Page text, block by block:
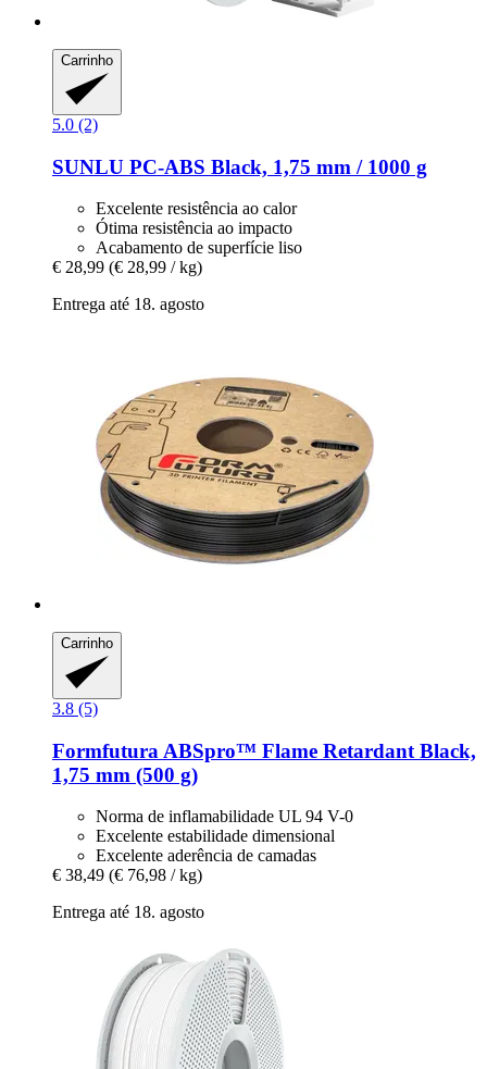
Carrinho
5.0 (2)
SUNLU PC-​ABS Black, 1,75 mm / 1000 g
Excelente resistência ao calor
Ótima resistência ao impacto
Acabamento de superfície liso
€ 28,99 (€ 28,99 / kg)
Entrega até 18. agosto
Carrinho
3.8 (5)
Formfutura ABSpro™ Flame Retardant Black,
1,75 mm (500 g)
Norma de inflamabilidade UL 94 V-0
Excelente estabilidade dimensional
Excelente aderência de camadas
€ 38,49 (€ 76,98 / kg)
Entrega até 18. agosto